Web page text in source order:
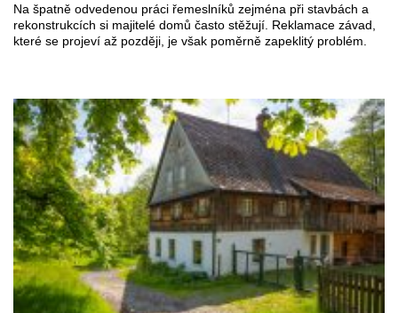
Na špatně odvedenou práci řemeslníků zejména při stavbách a
rekonstrukcích si majitelé domů často stěžují. Reklamace závad,
které se projeví až později, je však poměrně zapeklitý problém.